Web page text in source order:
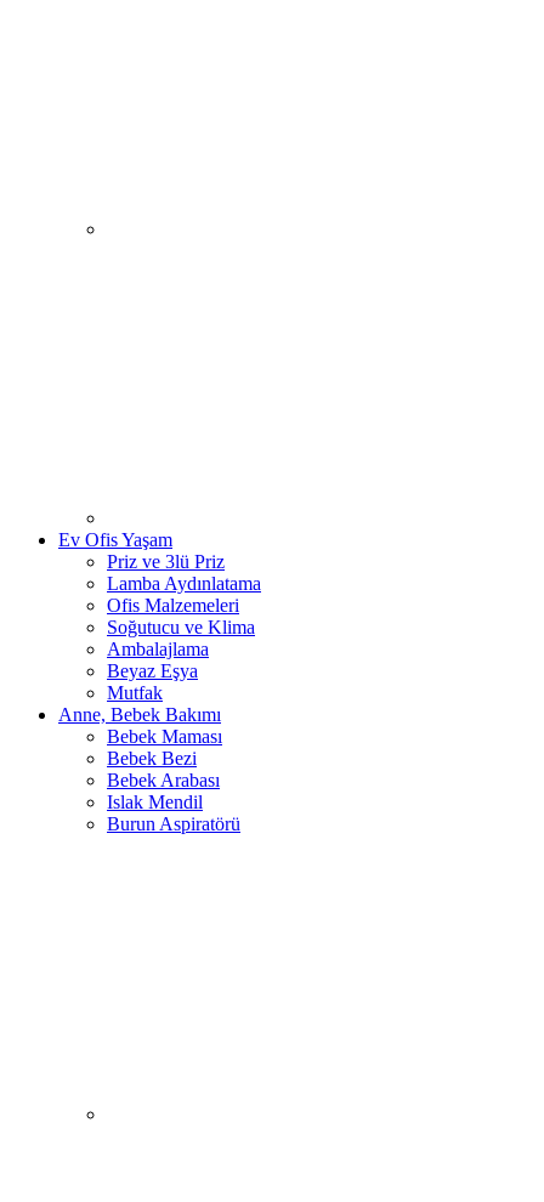
Ev Ofis Yaşam
Priz ve 3lü Priz
Lamba Aydınlatama
Ofis Malzemeleri
Soğutucu ve Klima
Ambalajlama
Beyaz Eşya
Mutfak
Anne, Bebek Bakımı
Bebek Maması
Bebek Bezi
Bebek Arabası
Islak Mendil
Burun Aspiratörü